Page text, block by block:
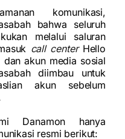
komunikasi,
bahwa seluruh
melalui saluran
call centerHello
akun media sosial
diimbau untuk
akun sebelum
Danamon hanya
resmi berikut: